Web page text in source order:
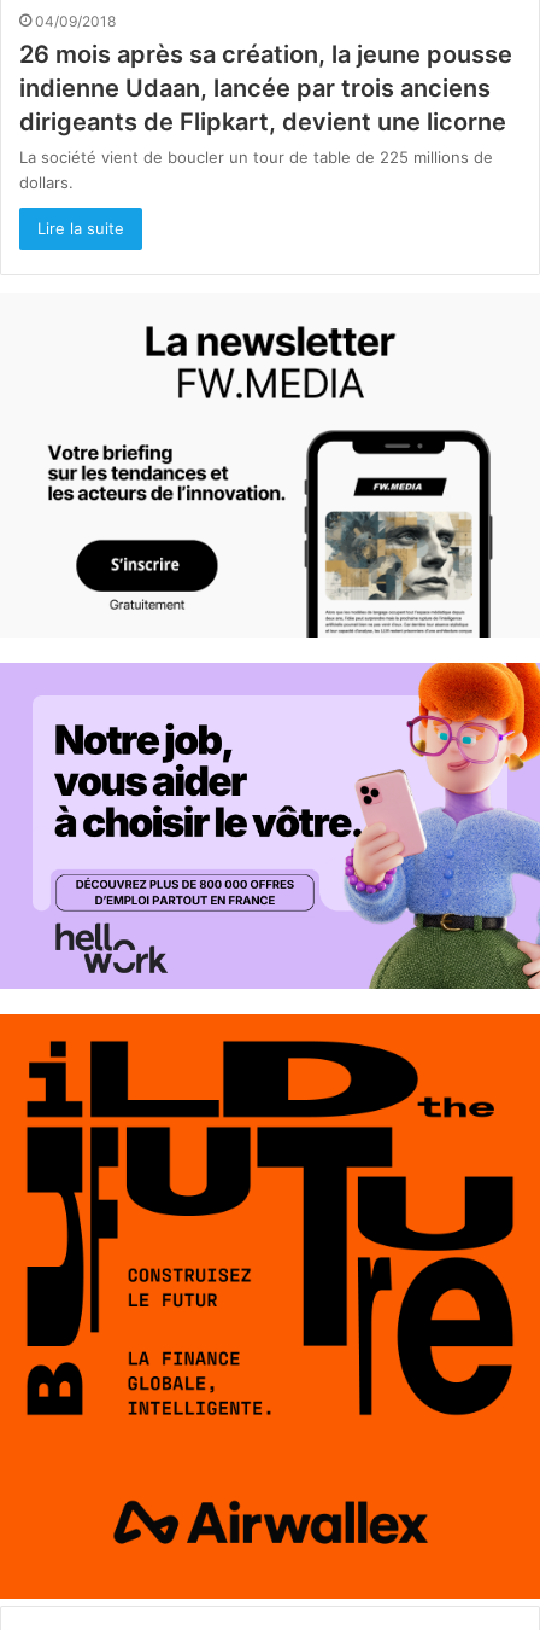
04/09/2018
26 mois après sa création, la jeune pousse
indienne Udaan, lancée par trois anciens
dirigeants de Flipkart, devient une licorne
La société vient de boucler un tour de table de 225 millions de
dollars.
Lire la suite